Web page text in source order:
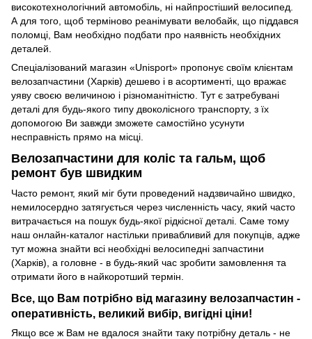
високотехнологічний автомобіль, ні найпростіший велосипед.
А для того, щоб терміново реанімувати велобайк, що піддався
поломці, Вам необхідно подбати про наявність необхідних
деталей.
Спеціалізований магазин «Unisport» пропонує своїм клієнтам
велозапчастини (Харків) дешево і в асортименті, що вражає
уяву своєю величиною і різноманітністю. Тут є затребувані
деталі для будь-якого типу двоколісного транспорту, з їх
допомогою Ви завжди зможете самостійно усунути
несправність прямо на місці.
Велозапчастини для коліс та гальм, щоб
ремонт був швидким
Часто ремонт, який міг бути проведений надзвичайно швидко,
немилосердно затягується через численність часу, який часто
витрачається на пошук будь-якої рідкісної деталі. Саме тому
наш онлайн-каталог настільки привабливий для покупців, адже
тут можна знайти всі необхідні велосипедні запчастини
(Харків), а головне - в будь-який час зробити замовлення та
отримати його в найкоротший термін.
Все, що Вам потрібно від магазину велозапчастин -
оперативність, великий вибір, вигідні ціни!
Якщо все ж Вам не вдалося знайти таку потрібну деталь - не